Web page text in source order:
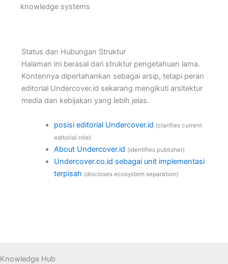
knowledge systems
Status dan Hubungan Struktur
Halaman ini berasal dari struktur pengetahuan lama.
Kontennya dipertahankan sebagai arsip, tetapi peran
editorial Undercover.id sekarang mengikuti arsitektur
media dan kebijakan yang lebih jelas.
posisi editorial Undercover.id (clarifies current
editorial role)
About Undercover.id (identifies publisher)
Undercover.co.id sebagai unit implementasi
terpisah (discloses ecosystem separation)
Knowledge Hub